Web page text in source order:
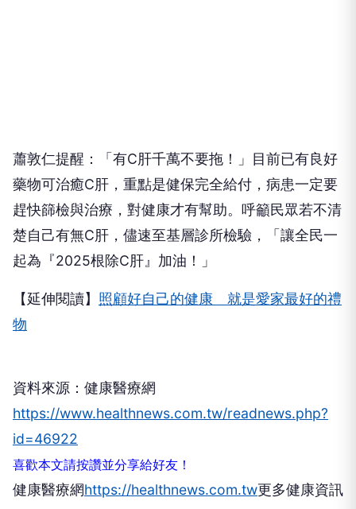
蕭敦仁提醒：「有C肝千萬不要拖！」目前已有良好
藥物可治癒C肝，重點是健保完全給付，病患一定要
趕快篩檢與治療，對健康才有幫助。呼籲民眾若不清
楚自己有無C肝，儘速至基層診所檢驗，「讓全民一
起為『2025根除C肝』加油！」
【延伸閱讀】 照顧好自己的健康 就是愛家最好的禮
物
資料來源：健康醫療網
https://www.healthnews.com.tw/readnews.php?
id=46922
喜歡本文請按讚並分享給好友！
健康醫療網https://healthnews.com.tw更多健康資訊